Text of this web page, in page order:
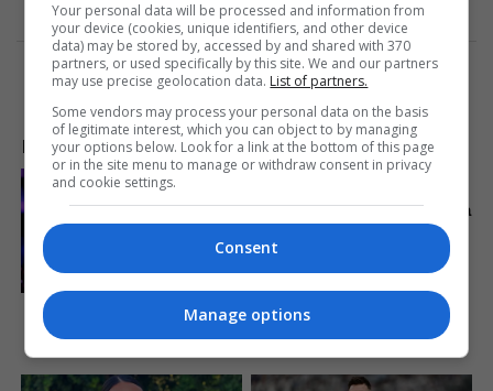
LAJME NGA INTERNETI
Top 10 Pop Divas - Number
4 May Shock You
'90s Couples Defined An Era
—See The Complete List
Your personal data will be processed and information from
your device (cookies, unique identifiers, and other device
data) may be stored by, accessed by and shared with 370
partners, or used specifically by this site. We and our partners
may use precise geolocation data. List of partners.
Some vendors may process your personal data on the basis
of legitimate interest, which you can object to by managing
your options below. Look for a link at the bottom of this page
or in the site menu to manage or withdraw consent in privacy
and cookie settings.
Consent
Manage options